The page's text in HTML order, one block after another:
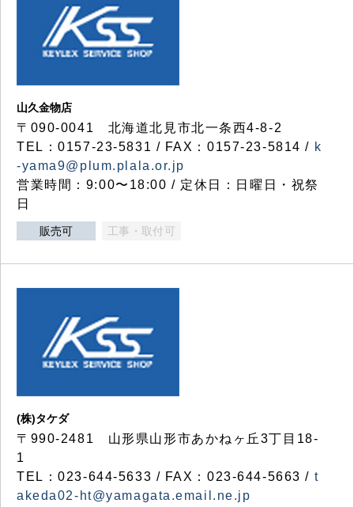
山久金物店
〒090-0041 北海道北見市北一条西4-8-2
TEL：0157-23-5831 / FAX：0157-23-5814 / k
-yama9@plum.plala.or.jp
営業時間：9:00〜18:00 / 定休日：日曜日・祝祭
日
販売可 工事・取付可
(株)タケダ
〒990-2481 山形県山形市あかねヶ丘3丁目18-
1
TEL：023-644-5633 / FAX：023-644-5663 / t
akeda02-ht@yamagata.email.ne.jp